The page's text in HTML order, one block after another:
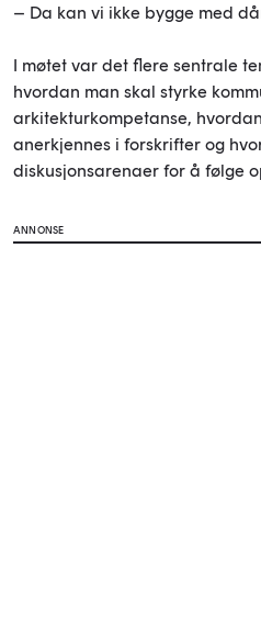
– Da kan vi ikke bygge med
I møtet var det flere sentrale
hvordan man skal styrke
arkitekturkompetanse,
anerkjennes i forskrifter og
diskusjonsarenaer for å følge
ANNONSE